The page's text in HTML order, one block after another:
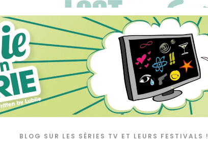
BLOG SUR LES SÉRIES TV ET LEURS FESTIVALS !